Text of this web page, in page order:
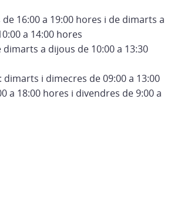
16:00 a 19:00 hores i de dimarts a
a 14:00 hores
dimarts a dijous de 10:00 a 13:30
dimarts i dimecres de 09:00 a 13:00
a 18:00 hores i divendres de 9:00 a